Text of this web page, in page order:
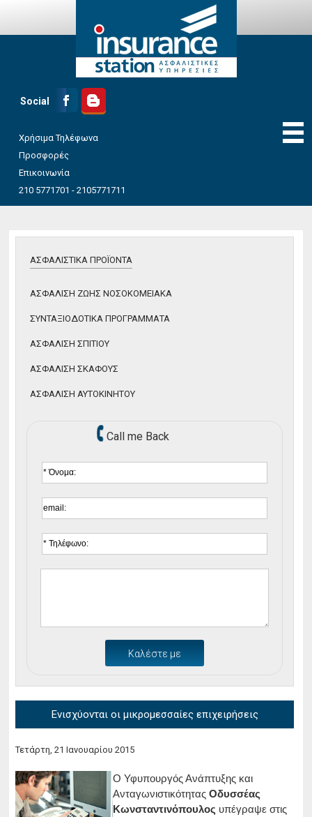
Social
Χρήσιμα Τηλέφωνα
Προσφορές
Επικοινωνία
210 5771701 - 2105771711
ΑΣΦΑΛΙΣΤΙΚΑ ΠΡΟΪΟΝΤΑ
ΑΣΦΑΛΙΣΤΙΚΑ ΠΡΟΪΟΝΤΑ
ΑΣΦΑΛΙΣΗ ΖΩΗΣ ΝΟΣΟΚΟΜΕΙΑΚΑ
ΣΥΝΤΑΞΙΟΔΟΤΙΚΑ ΠΡΟΓΡΑΜΜΑΤΑ
ΑΣΦΑΛΙΣΗ ΣΠΙΤΙΟΥ
ΑΣΦΑΛΙΣΗ ΣΚΑΦΟΥΣ
ΑΣΦΑΛΙΣΗ ΑΥΤΟΚΙΝΗΤΟΥ
Call me Back
Καλέστε με
Ενισχύονται οι μικρομεσσαίες επιχειρήσεις
Τετάρτη, 21 Ιανουαρίου 2015
Ο Υφυπουργός Ανάπτυξης και
Ανταγωνιστικότητας Οδυσσέας
Κωνσταντινόπουλος υπέγραψε στις